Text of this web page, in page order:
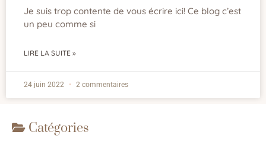
Je suis trop contente de vous écrire ici! Ce blog c’est
un peu comme si
LIRE LA SUITE »
24 juin 2022 2 commentaires
Catégories